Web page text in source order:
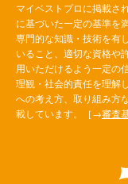
マイベストプロに掲載さ
に基づいた一定の基準を
専門的な知識・技術を有
いること、適切な資格や
用いただけるよう一定の
理観・社会的責任を理解
への考え方、取り組み方
載しています。［→審査